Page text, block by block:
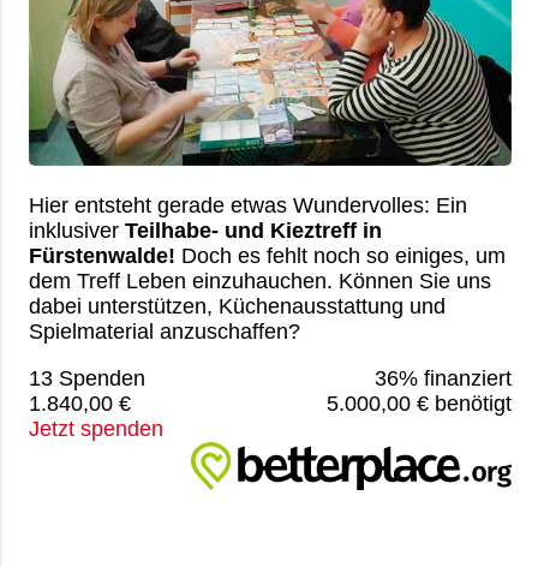
Hier entsteht gerade etwas Wundervolles: Ein
inklusiverTeilhabe- und Kieztreff in
Fürstenwalde! Doch es fehlt noch so einiges, um
dem Treff Leben einzuhauchen. Können Sie uns
dabei unterstützen, Küchenausstattung und
Spielmaterial anzuschaffen?
13 Spenden
36% finanziert
1.840,00 €
5.000,00 € benötigt
Jetzt spenden